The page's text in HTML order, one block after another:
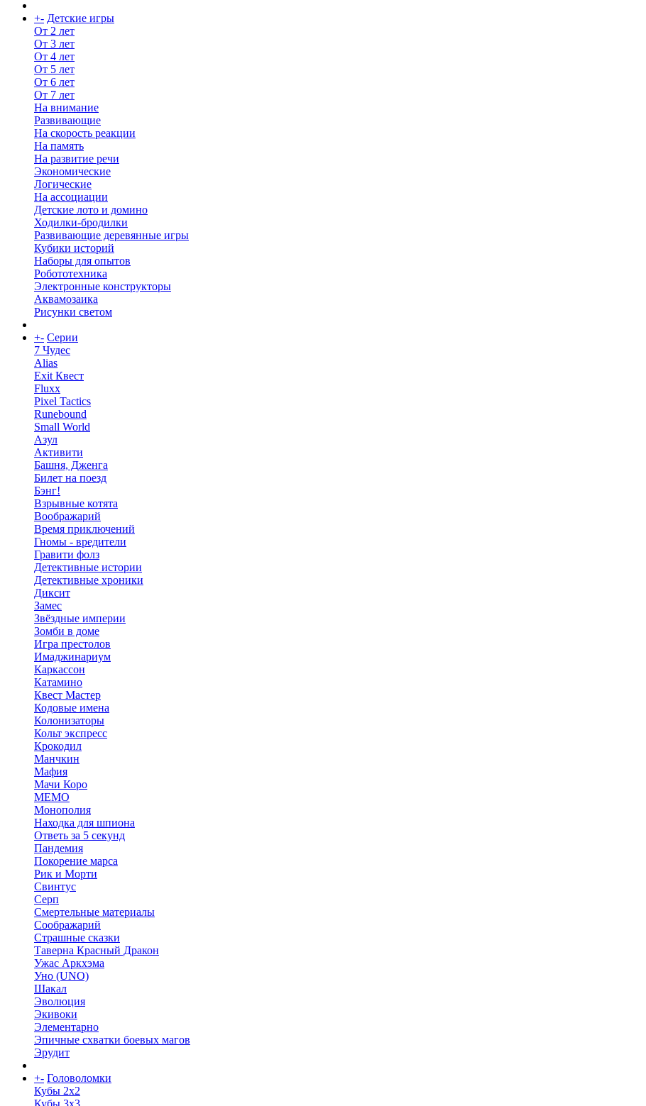
+- Детские игры
От 2 лет
От 3 лет
От 4 лет
От 5 лет
От 6 лет
От 7 лет
На внимание
Развивающие
На скорость реакции
На память
На развитие речи
Экономические
Логические
На ассоциации
Детские лото и домино
Ходилки-бродилки
Развивающие деревянные игры
Кубики историй
Наборы для опытов
Робототехника
Электронные конструкторы
Аквамозаика
Рисунки светом
+- Серии
7 Чудес
Alias
Exit Квест
Fluxx
Pixel Tactics
Runebound
Small World
Азул
Активити
Башня, Дженга
Билет на поезд
Бэнг!
Взрывные котята
Воображарий
Время приключений
Гномы - вредители
Гравити фолз
Детективные истории
Детективные хроники
Диксит
Замес
Звёздные империи
Зомби в доме
Игра престолов
Имаджинариум
Каркассон
Катамино
Квест Мастер
Кодовые имена
Колонизаторы
Кольт экспресс
Крокодил
Манчкин
Мафия
Мачи Коро
МЕМО
Монополия
Находка для шпиона
Ответь за 5 секунд
Пандемия
Покорение марса
Рик и Морти
Свинтус
Серп
Смертельные материалы
Соображарий
Страшные сказки
Таверна Красный Дракон
Ужас Аркхэма
Уно (UNO)
Шакал
Эволюция
Экивоки
Элементарно
Эпичные схватки боевых магов
Эрудит
+- Головоломки
Кубы 2х2